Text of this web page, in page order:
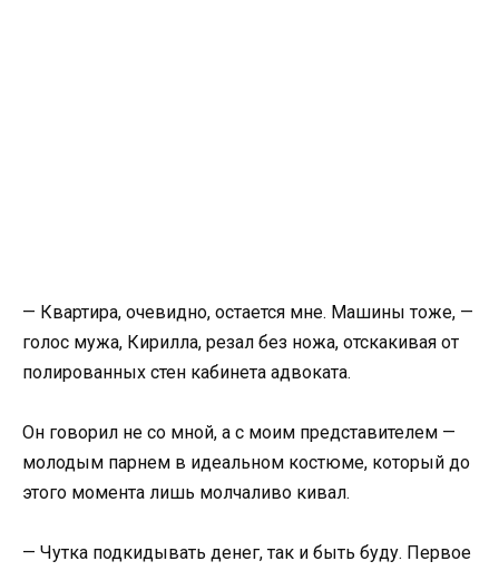
— Квартира, очевидно, остается мне. Машины тоже, —
голос мужа, Кирилла, резал без ножа, отскакивая от
полированных стен кабинета адвоката.
Он говорил не со мной, а с моим представителем —
молодым парнем в идеальном костюме, который до
этого момента лишь молчаливо кивал.
— Чутка подкидывать денег, так и быть буду. Первое